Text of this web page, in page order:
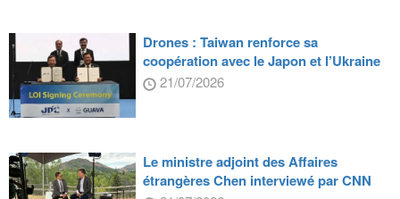
Drones : Taiwan renforce sa
coopération avec le Japon et l’Ukraine
21/07/2026
Le ministre adjoint des Affaires
étrangères Chen interviewé par CNN